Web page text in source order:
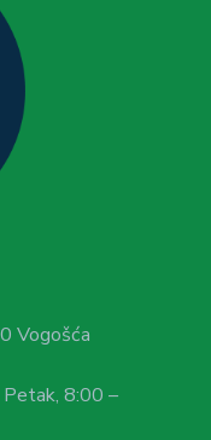
Vogošća
8:00 –